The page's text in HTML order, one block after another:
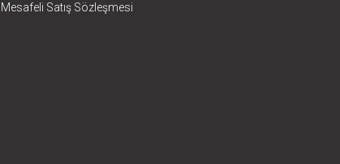
Mesafeli Satış Sözleşmesi